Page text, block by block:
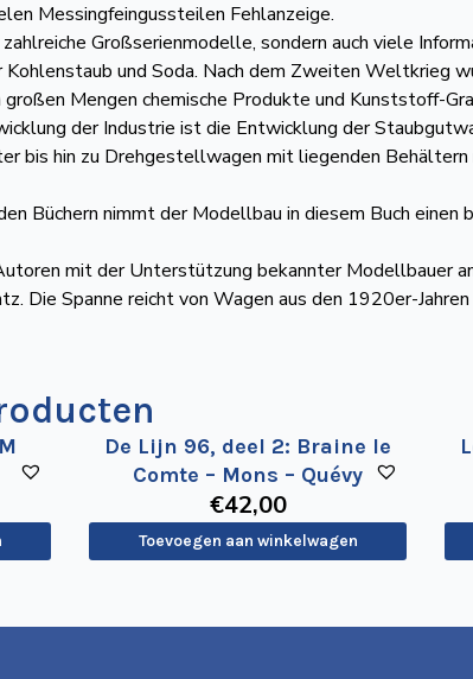
Messingfeingussteilen Fehlanzeige.
Großserienmodelle, sondern auch viele
Kohlenstaub und Soda. Nach dem Zweiten
Mengen chemische Produkte und Kunststoff-
der Industrie ist die Entwicklung der
bis hin zu Drehgestellwagen mit liegenden
Büchern nimmt der Modellbau in diesem Buch
mit der Unterstützung bekannter Modellbauer
Die Spanne reicht von Wagen aus den 1920er-
De Lijn 96, deel 2: Braine le
Comte – Mons – Quévy
€42,00
Toevoegen aan winkelwagen